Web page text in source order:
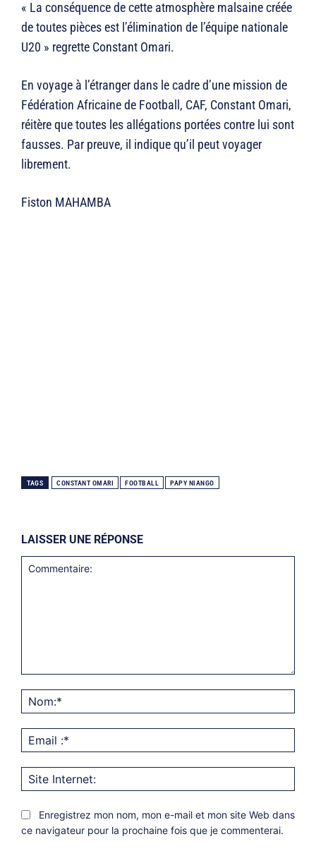
« La conséquence de cette atmosphère malsaine créée
de toutes pièces est l’élimination de l’équipe nationale
U20 » regrette Constant Omari.
En voyage à l’étranger dans le cadre d’une mission de
Fédération Africaine de Football, CAF, Constant Omari,
réitère que toutes les allégations portées contre lui sont
fausses. Par preuve, il indique qu’il peut voyager
librement.
Fiston MAHAMBA
TAGS CONSTANT OMARI FOOTBALL PAPY NIANGO
LAISSER UNE RÉPONSE
:*
Enregistrez mon nom, mon e-mail et mon site Web dans
ce navigateur pour la prochaine fois que je commenterai.